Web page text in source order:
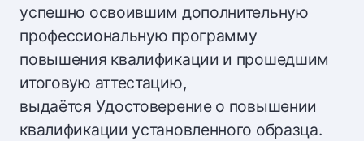
успешно освоившим дополнительную
профессиональную программу
повышения квалификации и прошедшим
итоговую аттестацию,
выдаётся Удостоверение о повышении
квалификации установленного образца.